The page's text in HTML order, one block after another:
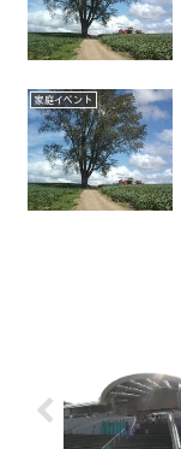
家庭イベント